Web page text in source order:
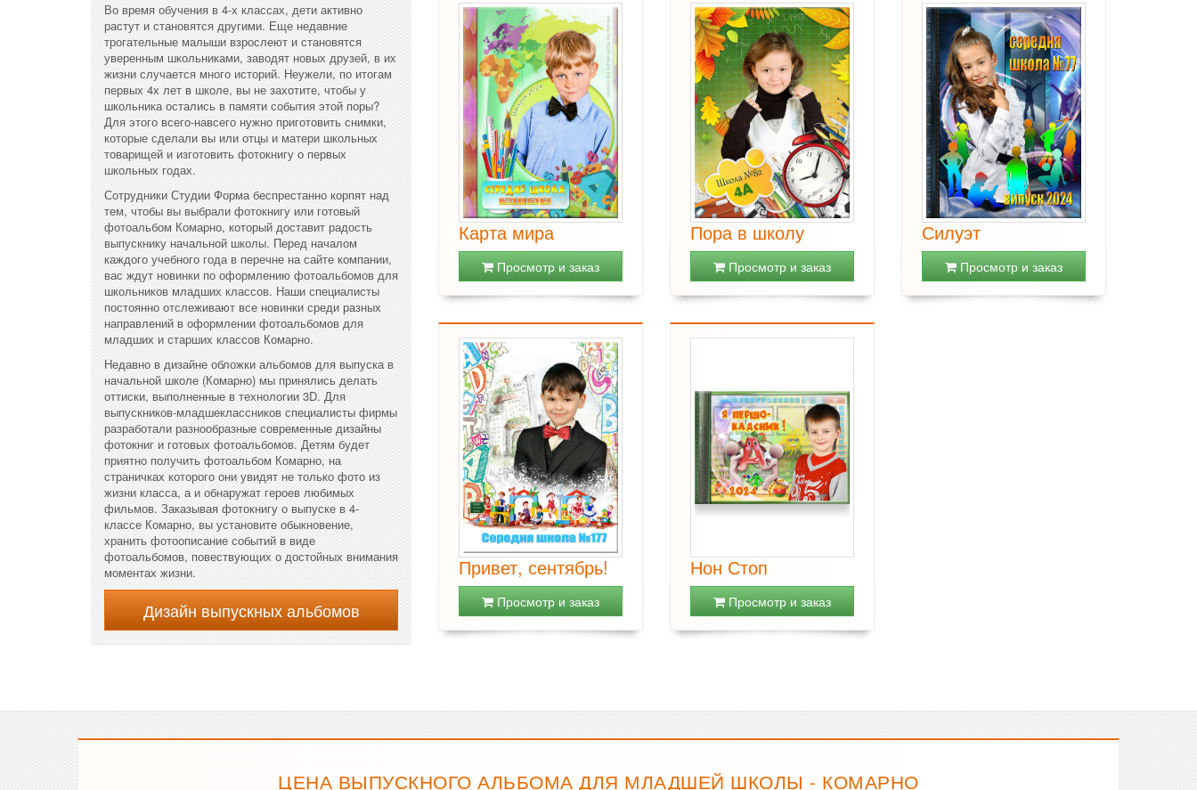
Во время обучения в 4-х классах, дети активно
растут и становятся другими. Еще недавние
трогательные малыши взрослеют и становятся
уверенным школьниками, заводят новых друзей, в их
жизни случается много историй. Неужели, по итогам
первых 4х лет в школе, вы не захотите, чтобы у
школьника остались в памяти события этой поры?
Для этого всего-навсего нужно приготовить снимки,
которые сделали вы или отцы и матери школьных
товарищей и изготовить фотокнигу о первых
школьных годах.
Сотрудники Студии Форма беспрестанно корпят над
тем, чтобы вы выбрали фотокнигу или готовый
фотоальбом Комарно, который доставит радость
выпускнику начальной школы. Перед началом
каждого учебного года в перечне на сайте компании,
вас ждут новинки по оформлению фотоальбомов для
школьников младших классов. Наши специалисты
постоянно отслеживают все новинки среди разных
направлений в оформлении фотоальбомов для
младших и старших классов Комарно.
Недавно в дизайне обложки альбомов для выпуска в
начальной школе (Комарно) мы принялись делать
оттиски, выполненные в технологии 3D. Для
выпускников-младшеклассников специалисты фирмы
разработали разнообразные современные дизайны
фотокниг и готовых фотоальбомов. Детям будет
приятно получить фотоальбом Комарно, на
страничках которого они увидят не только фото из
жизни класса, а и обнаружат героев любимых
фильмов. Заказывая фотокнигу о выпуске в 4-
классе Комарно, вы установите обыкновение,
хранить фотоописание событий в виде
фотоальбомов, повествующих о достойных внимания
моментах жизни.
Дизайн выпускных альбомов
Карта мира
Просмотр и заказ
Пора в школу
Просмотр и заказ
Силуэт
Просмотр и заказ
Привет, сентябрь!
Просмотр и заказ
Нон Стоп
Просмотр и заказ
ЦЕНА ВЫПУСКНОГО АЛЬБОМА ДЛЯ МЛАДШЕЙ ШКОЛЫ - КОМАРНО